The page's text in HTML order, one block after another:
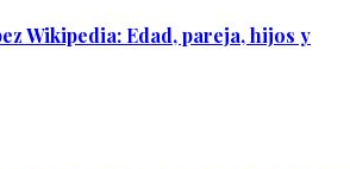
Wikipedia: Edad, pareja, hijos y